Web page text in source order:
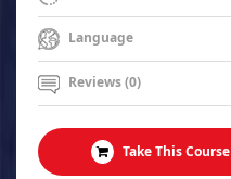
Language
Reviews (0)
Take This Course